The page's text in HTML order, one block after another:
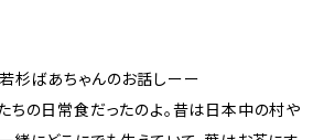
杉ばあちゃんのお話しーー
ちの日常食だったのよ。昔は日本中の村や